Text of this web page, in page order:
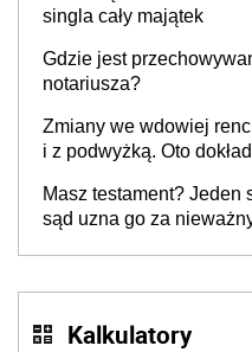
singla cały majątek
Gdzie jest
notariusza?
Zmiany we wdowiej
i z podwyżką. Oto
Masz testament? Jeden
sąd uzna go za
Kalkulatory